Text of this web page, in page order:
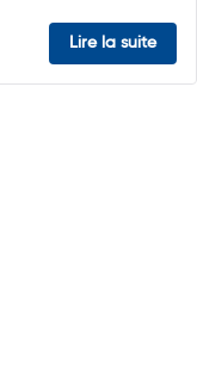
Lire la suite